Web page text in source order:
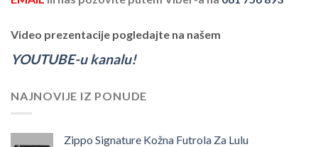
Video prezentacije pogledajte na našem
YOUTUBE-u kanalu!
NAJNOVIJE IZ PONUDE
Zippo Signature Kožna Futrola Za Lulu